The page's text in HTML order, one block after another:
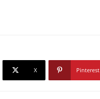
X Pinterest